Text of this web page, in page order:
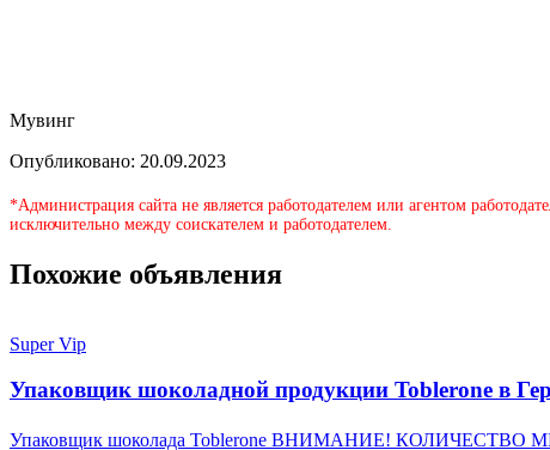
Мувинг
Опубликовано: 20.09.2023
*Администрация сайта не является работодателем или агентом
исключительно между соискателем и работодателем.
Похожие объявления
Super Vip
Упаковщик шоколадной продукции Toblerone в
Упаковщик шоколада Toblerone ВНИМАНИЕ! КОЛИЧЕСТВО